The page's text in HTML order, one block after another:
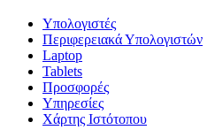
Υπολογιστές
Περιφερειακά Υπολογιστών
Laptop
Tablets
Προσφορές
Υπηρεσίες
Χάρτης Ιστότοπου